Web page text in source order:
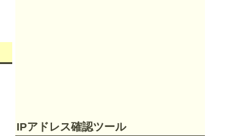
IPアドレス確認ツール